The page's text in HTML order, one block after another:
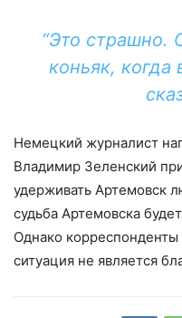
“Это страшно.
коньяк, когда
Немецкий журналист
Владимир Зеленский
удерживать Артемовск
судьба Артемовска
Однако
ситуация не является